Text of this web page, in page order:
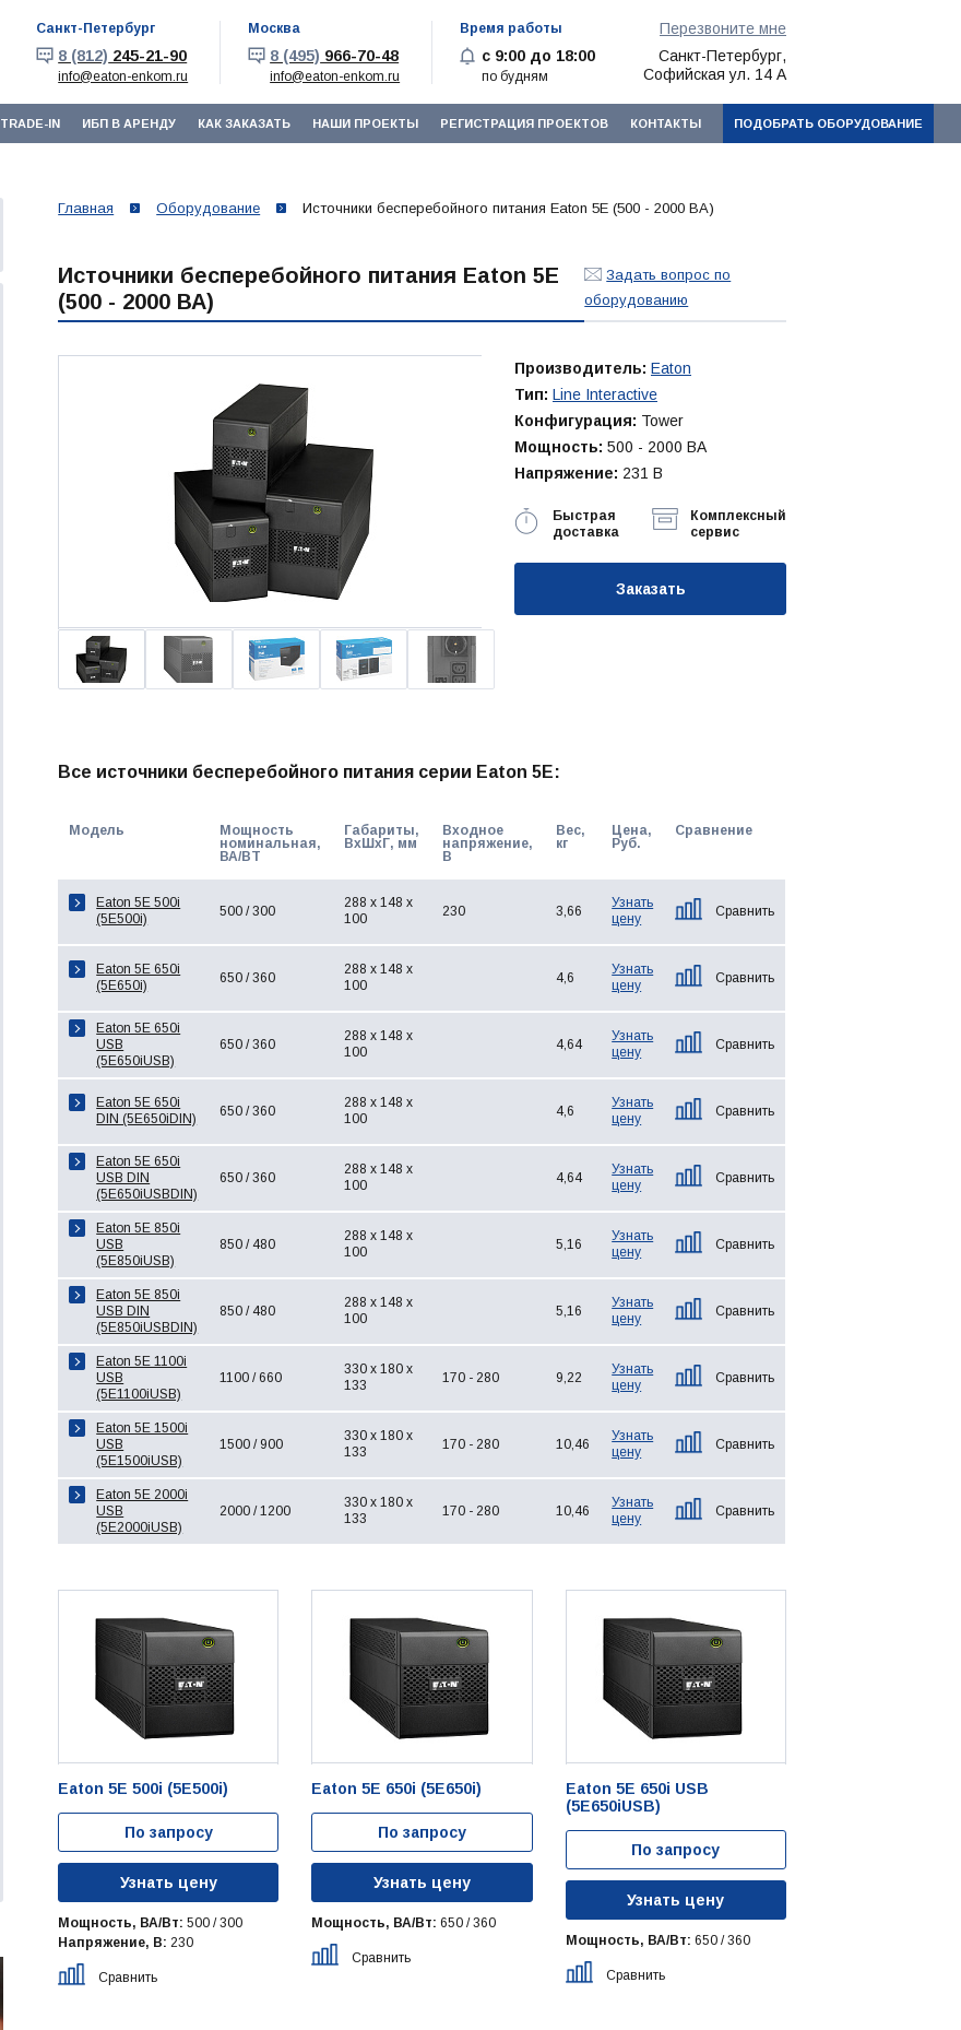
Санкт-Петербург
8 (812) 245-21-90
info@eaton-enkom.ru
Москва
8 (495) 966-70-48
info@eaton-enkom.ru
Время работы
с 9:00 до 18:00
по будням
Перезвоните мне
Санкт-Петербург,
Софийская ул. 14 А
TRADE-IN ИБП В АРЕНДУ КАК ЗАКАЗАТЬ НАШИ ПРОЕКТЫ РЕГИСТРАЦИЯ ПРОЕКТОВ КОНТАКТЫ ПОДОБРАТЬ ОБОРУДОВАНИЕ
Главная Оборудование Источники бесперебойного питания Eaton 5E (500 - 2000 ВА)
Источники бесперебойного питания Eaton 5E
(500 - 2000 ВА)
Задать вопрос по
оборудованию
Производитель: Eaton
Тип: Line Interactive
Конфигурация: Tower
Мощность: 500 - 2000 ВА
Напряжение: 231 В
Быстрая
доставка
Комплексный
сервис
Заказать
Все источники бесперебойного питания серии Eaton 5E:
Модель
Мощность
номинальная,
ВА/ВТ
Габариты,
ВхШхГ, мм
Входное
напряжение,
В
Вес,
кг
Цена,
Руб.
Сравнение
Eaton 5E 500i
(5E500i)
500 / 300
288 x 148 x
100
230 3,66
Узнать
цену
Сравнить
Eaton 5E 650i
(5E650i)
650 / 360
288 x 148 x
100
4,6
Узнать
цену
Сравнить
Eaton 5E 650i
USB
(5E650iUSB)
650 / 360
288 x 148 x
100
4,64
Узнать
цену
Сравнить
Eaton 5E 650i
DIN (5E650iDIN)
650 / 360
288 x 148 x
100
4,6
Узнать
цену
Сравнить
Eaton 5E 650i
USB DIN
(5E650iUSBDIN)
650 / 360
288 x 148 x
100
4,64
Узнать
цену
Сравнить
Eaton 5E 850i
USB
(5E850iUSB)
850 / 480
288 x 148 x
100
5,16
Узнать
цену
Сравнить
Eaton 5E 850i
USB DIN
(5E850iUSBDIN)
850 / 480
288 x 148 x
100
5,16
Узнать
цену
Сравнить
Eaton 5E 1100i
USB
(5E1100iUSB)
1100 / 660
330 x 180 x
133
170 - 280 9,22
Узнать
цену
Сравнить
Eaton 5E 1500i
USB
(5E1500iUSB)
1500 / 900
330 x 180 x
133
170 - 280 10,46
Узнать
цену
Сравнить
Eaton 5E 2000i
USB
(5E2000iUSB)
2000 / 1200
330 x 180 x
133
170 - 280 10,46
Узнать
цену
Сравнить
Eaton 5E 500i (5E500i)
По запросу
Узнать цену
Мощность, ВА/Вт:500 / 300
Напряжение, В:230
Сравнить
Eaton 5E 650i (5E650i)
По запросу
Узнать цену
Мощность, ВА/Вт:650 / 360
Сравнить
Eaton 5E 650i USB
(5E650iUSB)
По запросу
Узнать цену
Мощность, ВА/Вт: 650 / 360
Сравнить